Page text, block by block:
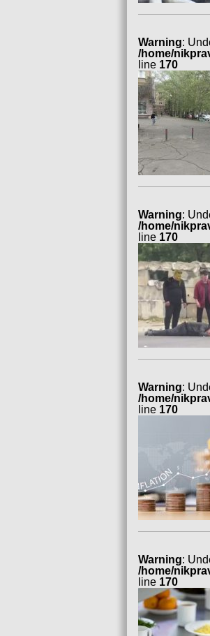
Warning:
/home/
line 170
Warning:
/home/
line 170
Warning:
/home/
line 170
Warning:
/home/
line 170